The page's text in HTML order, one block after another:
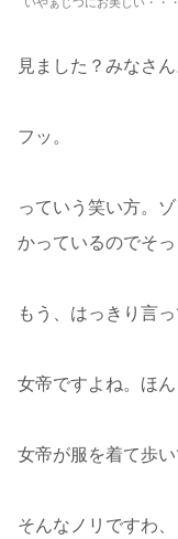
見ました？みなさ
フッ。
っていう笑い方。
かっているのでそ
もう、はっきり言っ
女帝ですよね。ほん
女帝が服を着て歩い
そんなノリですわ、